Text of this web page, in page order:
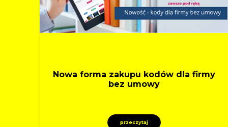
Nowa forma zakupu kodów dla firmy
bez umowy
przeczytaj